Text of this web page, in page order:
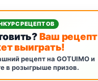
РЕЦЕПТОВ
Ваш рецепт
выиграть!
рецепт на GOTUIMO и
в розыгрыше призов.